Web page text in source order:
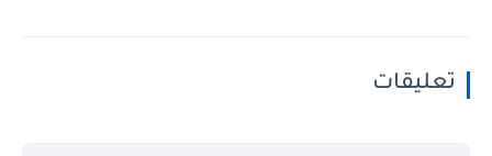
تعليقات